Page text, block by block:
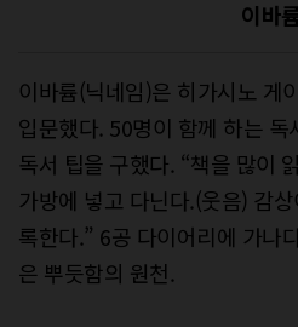
이바
이바륨(닉네임)은 히가시노 게
입문했다. 50명이 함께 하는 독
독서 팁을 구했다. “책을 많이
가방에 넣고 다닌다.(웃음) 감
록한다.” 6공 다이어리에 가나
은 뿌듯함의 원천.